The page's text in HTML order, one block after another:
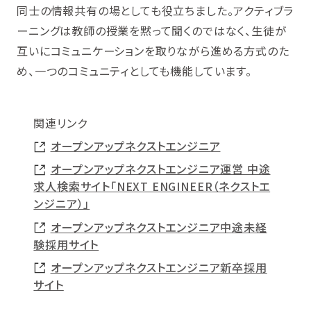
同士の情報共有の場としても役立ちました。アクティブラ
ーニングは教師の授業を黙って聞くのではなく、生徒が
互いにコミュニケーションを取りながら進める方式のた
め、一つのコミュニティとしても機能しています。
関連リンク
オープンアップネクストエンジニア
オープンアップネクストエンジニア運営 中途
求人検索サイト「NEXT ENGINEER（ネクストエ
ンジニア）」
オープンアップネクストエンジニア中途未経
験採用サイト
オープンアップネクストエンジニア新卒採用
サイト